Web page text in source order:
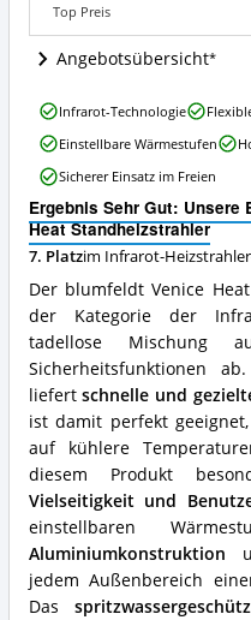
dieser
Infrarot-
Heizstrahler
Top Preis
Angebotsübersicht
Ergebnis Sehr Gut: Unsere
Heat Standheizstrahler
7. Platzim Infrarot-
Der blumfeldt Venice
der Kategorie der
tadellose Mischung
Sicherheitsfunktionen
liefertschnelle und
ist damit perfekt
auf kühlere
diesem Produkt
Vielseitigkeit und
einstellbaren
Aluminiumkonstruktion
jedem Außenbereich
Das
blumfeldt
Venice
Heat
Standheizstrahler
Vorteile:
Was
spricht
für
diesen
Infrarot-
Heizstrahler?
Infrarot-Technologie
Einstellbare Wärmestufen
Sicherer Einsatz im Freien